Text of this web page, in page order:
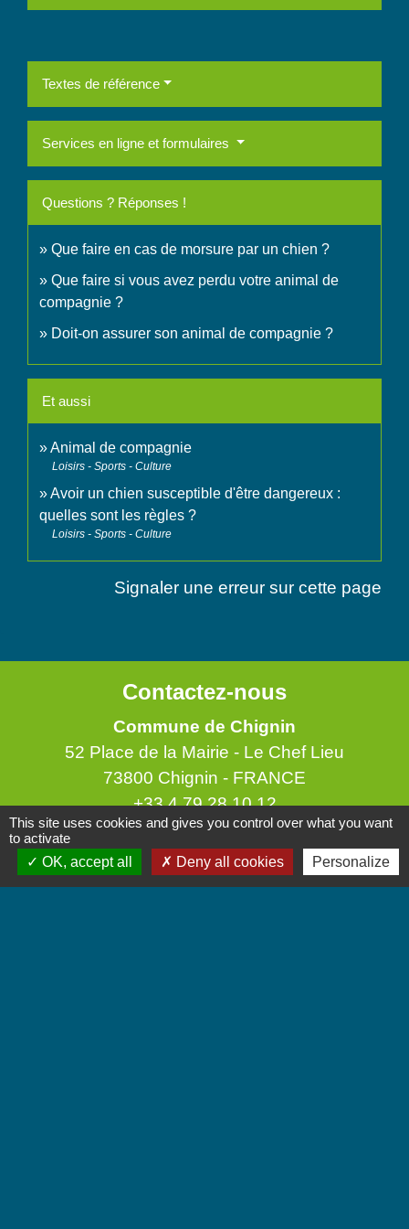
Textes de référence
Services en ligne et formulaires
Questions ? Réponses !
Que faire en cas de morsure par un chien ?
Que faire si vous avez perdu votre animal de
compagnie ?
Doit-on assurer son animal de compagnie ?
Et aussi
Animal de compagnie
Loisirs - Sports - Culture
Avoir un chien susceptible d'être dangereux :
quelles sont les règles ?
Loisirs - Sports - Culture
Signaler une erreur sur cette page
Contactez-nous
Commune de Chignin
52 Place de la Mairie - Le Chef Lieu
73800 Chignin - FRANCE
+33 4 79 28 10 12
Contact par formulaire
Accueil du public
This site uses cookies and gives you control over what you want
to activate
OK, accept all
Deny all cookies Personalize